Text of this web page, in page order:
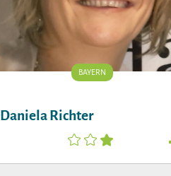
BAYERN
Daniela Richter